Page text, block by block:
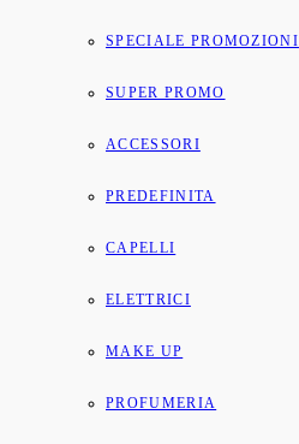
SPECIALE PROMOZIONI
SUPER PROMO
ACCESSORI
PREDEFINITA
CAPELLI
ELETTRICI
MAKE UP
PROFUMERIA